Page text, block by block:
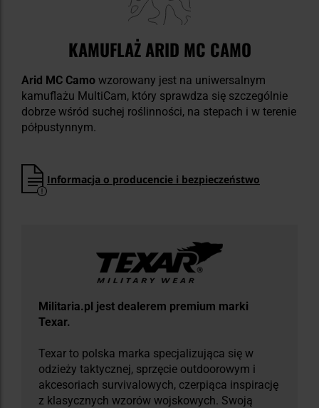
KAMUFLAŻ ARID MC CAMO
Arid MC Camo wzorowany jest na uniwersalnym
kamuflażu MultiCam, który sprawdza się szczególnie
dobrze wśród suchej roślinności, na stepach i w terenie
półpustynnym.
Informacja o producencie i bezpieczeństwo
Militaria.pl jest dealerem premium marki
Texar.
Texar to polska marka specjalizująca się w
odzieży taktycznej, sprzęcie outdoorowym i
akcesoriach survivalowych, czerpiąca inspirację
z klasycznych wzorów wojskowych. Swoją